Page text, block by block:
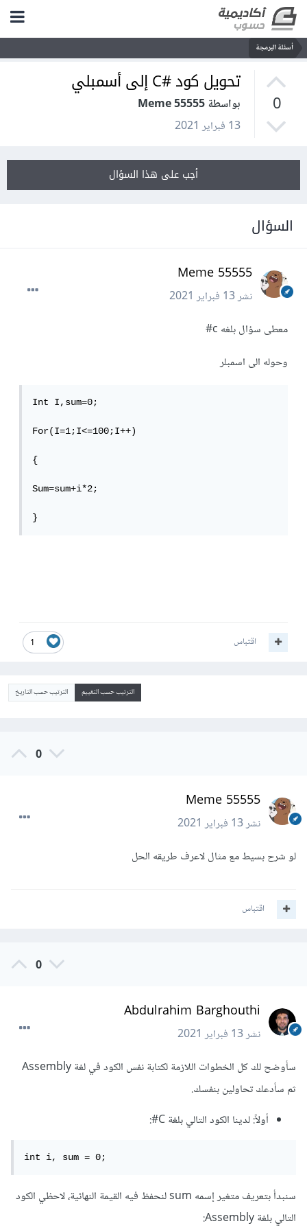
أسئلة البرمجة
0
تحويل كود #C إلى أسمبلي
بواسطة Meme 55555
13 فبراير 2021
أجب على هذا السؤال
السؤال
Meme 55555
نشر13 فبراير 2021
معطى سؤال بلغه c#
وحوله الى اسمبلر
Int I,sum=0;
For(I=1;I<=100;I++)
{
Sum=sum+i*2;
}
1 اقتباس
الترتيب حسب التقييم الترتيب حسب التاريخ
0
Meme 55555
نشر13 فبراير 2021
لو شرح بسيط مع مثال لاعرف طريقه الحل
اقتباس
0
Abdulrahim Barghouthi
نشر13 فبراير 2021
سأوضح لك كل الخطوات اللازمة لكتابة نفس الكود في لغة Assembly
ثم سأدعك تحاولين بنفسك.
أولاً: لدينا الكود التالي بلغة C#:
int i, sum = 0;
سنبدأ بتعريف متغير إسمه sum لنحفظ فيه القيمة النهائية، لاحظي الكود
التالي بلغة Assembly: